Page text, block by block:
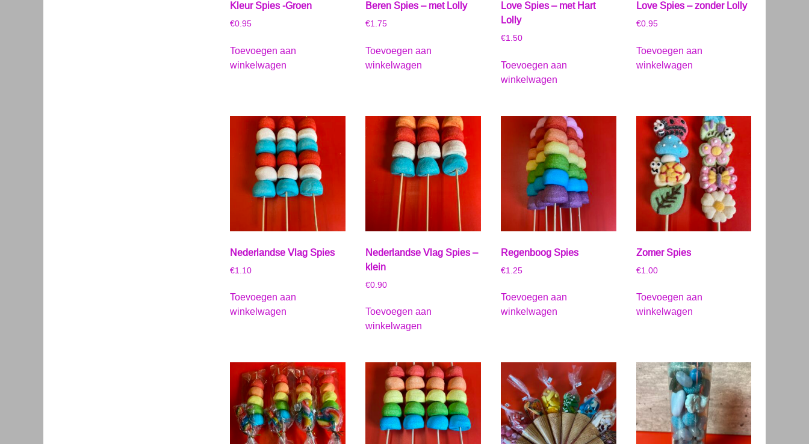
Kleur Spies -Groen
€0.95
Toevoegen aan
winkelwagen
Beren Spies – met Lolly
€1.75
Toevoegen aan
winkelwagen
Love Spies – met Hart
Lolly
€1.50
Toevoegen aan
winkelwagen
Love Spies – zonder Lolly
€0.95
Toevoegen aan
winkelwagen
Nederlandse Vlag Spies
€1.10
Toevoegen aan
winkelwagen
Nederlandse Vlag Spies –
klein
€0.90
Toevoegen aan
winkelwagen
Regenboog Spies
€1.25
Toevoegen aan
winkelwagen
Zomer Spies
€1.00
Toevoegen aan
winkelwagen